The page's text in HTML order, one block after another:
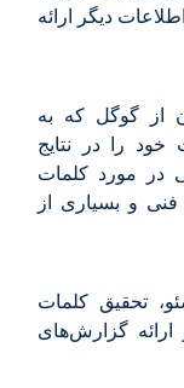
دیگر ارائه
از گوگل که به
را در نتایج
در مورد کلمات
و بسیاری از
تحقیق کلمات
ارائه گزارش‌های